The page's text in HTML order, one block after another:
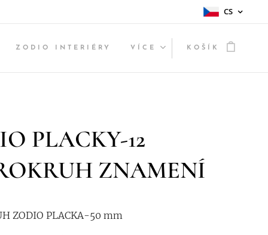
CS
ZODIO INTERIÉRY VÍCE KOŠÍK
PLACKY-12
ZNAMENÍ
ZODIO PLACKA-50 mm